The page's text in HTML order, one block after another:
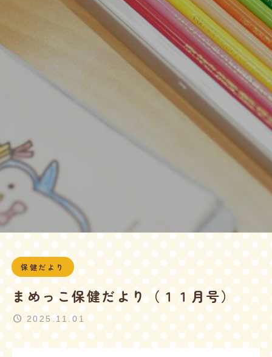
保健だより
まめっこ保健だより（１１月号）
2025.11.01